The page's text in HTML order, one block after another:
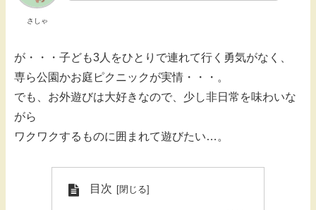
さしゃ
が・・・子ども3人をひとりで連れて行く勇気がなく、
専ら公園かお庭ピクニックが実情・・・。
でも、お外遊びは大好きなので、少し非日常を味わいな
がら
ワクワクするものに囲まれて遊びたい…。
目次